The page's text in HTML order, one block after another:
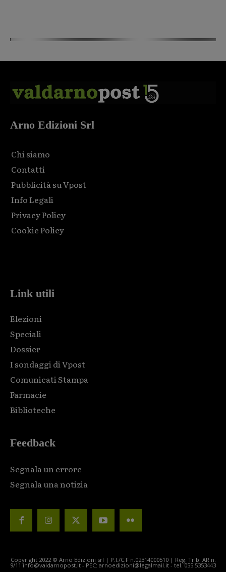
Arno Edizioni Srl
Chi siamo
Contatti
Pubblicità su Vpost
Info Legali
Privacy Policy
Cookie Policy
Link utili
Elezioni
Speciali
Dossier
I sondaggi di Vpost
Comunicati Stampa
Farmacie
Biblioteche
Feedback
Segnala un errore
Segnala una notizia
Copyright 2022 © Arno Edizioni srl | P.I./C.F n.02314000510 | Reg. Trib. AR n.
9/11 info@valdarnopost.it - PEC: arnoedizioni@legalmail.it - tel. 055.5353443